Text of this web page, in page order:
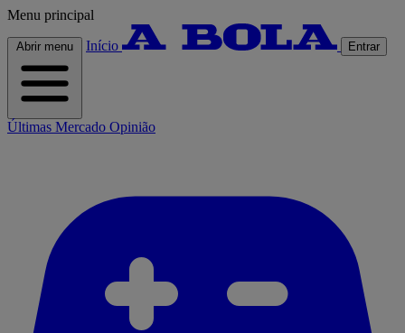
Menu principal
Abrir menu Início Entrar
Últimas Mercado Opinião